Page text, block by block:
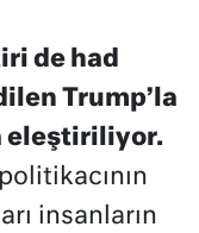
de had
Trump’la
eleştiriliyor.
insanların